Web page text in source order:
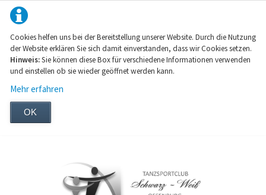
Cookies helfen uns bei der Bereitstellung unserer Website. Durch die Nutzung
der Website erklären Sie sich damit einverstanden, dass wir Cookies setzen.
Hinweis:Sie können diese Box für verschiedene Informationen verwenden
und einstellen ob sie wieder geöffnet werden kann.
Mehr erfahren
OK